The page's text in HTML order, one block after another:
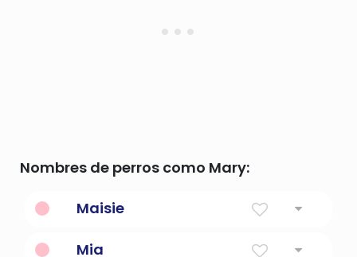
Nombres de perros como Mary:
Maisie
Mia